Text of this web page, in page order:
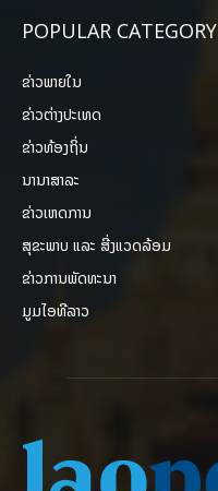
POPULAR CATEGORY
ຂ່າວພາຍ​ໃນ
ຂ່າວຕ່າງປະເທດ
ຂ່າວທ້ອງຖິ່ນ
ນານາສາລະ
ຂ່າວເຫດການ
ສຸຂະພາບ ແລະ ສີ່ງແວດລ້ອມ
ຂ່າວການພັດທະນາ
ມູມໄອທີລາວ